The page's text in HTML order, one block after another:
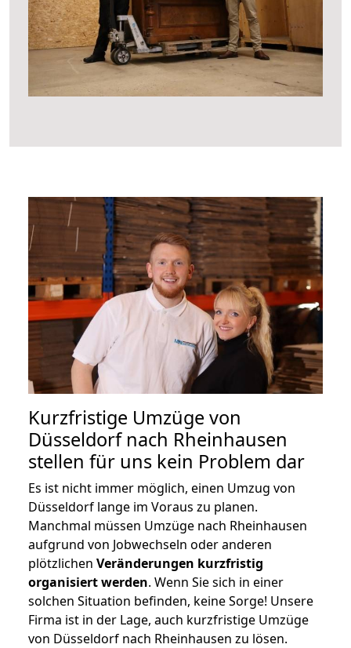
Kurzfristige Umzüge von
Düsseldorf nach Rheinhausen
stellen für uns kein Problem dar
Es ist nicht immer möglich, einen Umzug von
Düsseldorf lange im Voraus zu planen.
Manchmal müssen Umzüge nach Rheinhausen
aufgrund von Jobwechseln oder anderen
plötzlichen Veränderungen kurzfristig
organisiert werden. Wenn Sie sich in einer
solchen Situation befinden, keine Sorge! Unsere
Firma ist in der Lage, auch kurzfristige Umzüge
von Düsseldorf nach Rheinhausen zu lösen.